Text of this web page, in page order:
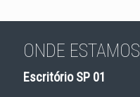
ONDE ESTAMOS
Escritório SP 01